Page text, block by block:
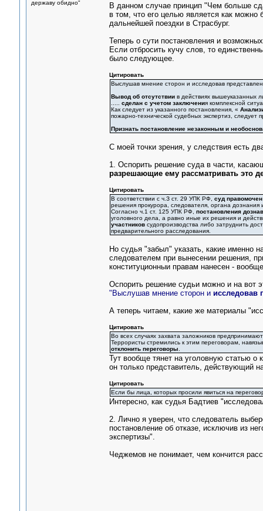
державу обидно"
В данном случае принцип "Чем больше
в том, что его целью является как можно
дальнейшей поездки в Страсбург.
Теперь о сути постановления и
Если отбросить кучу слов, то
было следующее.
Цитировать
Выслушав мнение сторон и исследовав
Вывод об отсутствиив действиях вышеуказанных
сделан с учетом заключения комплексной
Как следует из указанного постановления, «
пожарно-технической судебных экспертиз, следует
Признать постановление незаконным и
С моей точки зрения, у следствия есть
1. Оспорить решение суда в части,
разрешающие ему рассматривать это
Цитировать
В соответствии с ч.З ст. 29 УПК РФ, суд
решения прокурора, следователя, органа
Согласно ч.1 ст. 125 УПК РФ, постановления
уголовного дела, а равно иные их решения и
участниковсудопроизводства либо затруднить
предварительного расследования.
Но судья "забыл" указать, какие именно
следователем при вынесении решения,
конституционныи правам нанесен -
Оспорить решение судьи можно и на вот
"Выслушав мнение сторон и исследовав
А теперь читаем, какие же материалы
Цитировать
Во всех случаях захвата заложников
Террористы стремились к этим переговорам,
отклонить переговоры
Тут вообще тянет на уголовную статью о
он только представитель, действующий
Цитировать
Если бы лица, которых просили явиться на
Интересно, как судья Бадтиев
2. Лично я уверен, что следователь
постановление об отказе, исключив из
экспертизы".
Чеджемов не понимает, чем кончится